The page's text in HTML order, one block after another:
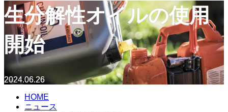
生分解性オイルの使用
開始
2024.06.26
HOME
ニュース